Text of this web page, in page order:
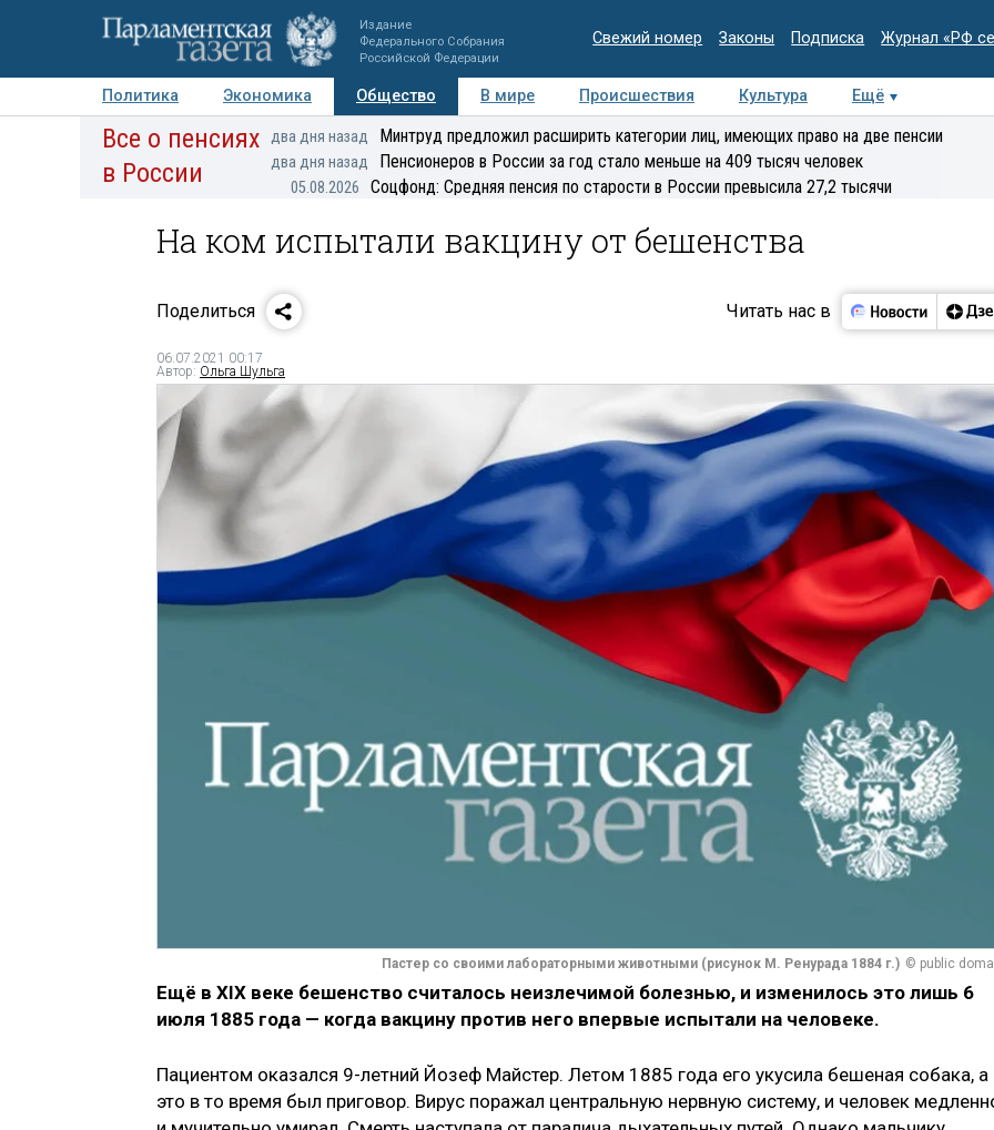
Издание
Федерального Собрания
Российской Федерации
Свежий номер Законы Подписка Журнал «РФ
Политика Экономика Общество В мире Происшествия Культура
Ещё
Авторы Персоны Мнения Регионы Медиацентр Интервью Колумнисты
Все о пенсиях
в России
два дня назад Минтруд предложил расширить категории лиц, имеющих право на две пенсии
два дня назад Пенсионеров в России за год стало меньше на 409 тысяч человек
05.08.2026 Соцфонд: Средняя пенсия по старости в России превысила 27,2 тысячи
На ком испытали вакцину от бешенства
Поделиться Читать нас в
06.07.2021 00:17
Автор: Ольга Шульга
Пастер со своими лабораторными животными (рисунок М. Ренурада 1884 г.) © public
Ещё в XIX веке бешенство считалось неизлечимой болезнью, и изменилось это лишь 6
июля 1885 года — когда вакцину против него впервые испытали на человеке.
Пациентом оказался 9-летний Йозеф Майстер. Летом 1885 года его укусила бешеная собака, а
это в то время был приговор. Вирус поражал центральную нервную систему, и человек